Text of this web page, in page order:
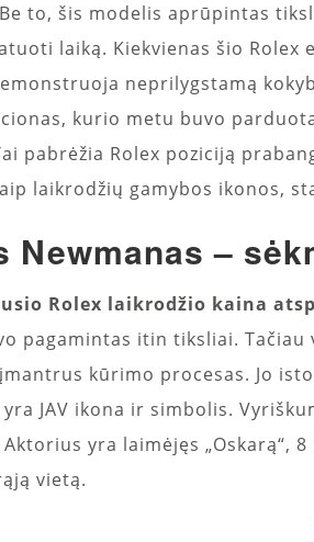
to, šis modelis aprūpintas
laiką. Kiekvienas šio
neprilygstamą
kurio metu buvo
pabrėžia Rolex poziciją
laikrodžių gamybos ikonos,
Newmanas –
Rolex laikrodžio kaina
pagamintas itin tiksliai.
kūrimo procesas. Jo
yra JAV ikona ir simbolis.
yra laimėjęs „Oskarą“,
vietą.